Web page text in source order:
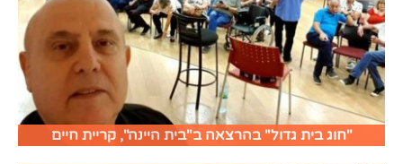
"חוג בית גדול" בהרצאה ב"בית היינה", קריית חיים